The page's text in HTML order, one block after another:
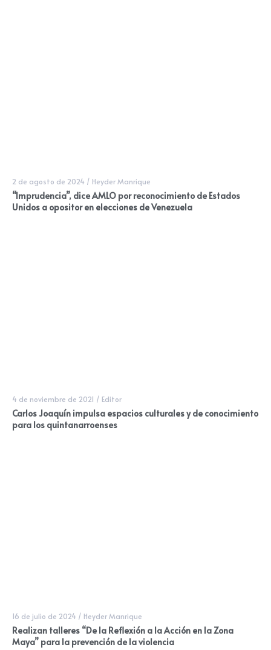
2 de agosto de 2024 / Heyder Manrique
“Imprudencia”, dice AMLO por reconocimiento de Estados
Unidos a opositor en elecciones de Venezuela
4 de noviembre de 2021 / Editor
Carlos Joaquín impulsa espacios culturales y de conocimiento
para los quintanarroenses
16 de julio de 2024 / Heyder Manrique
Realizan talleres “De la Reflexión a la Acción en la Zona
Maya” para la prevención de la violencia